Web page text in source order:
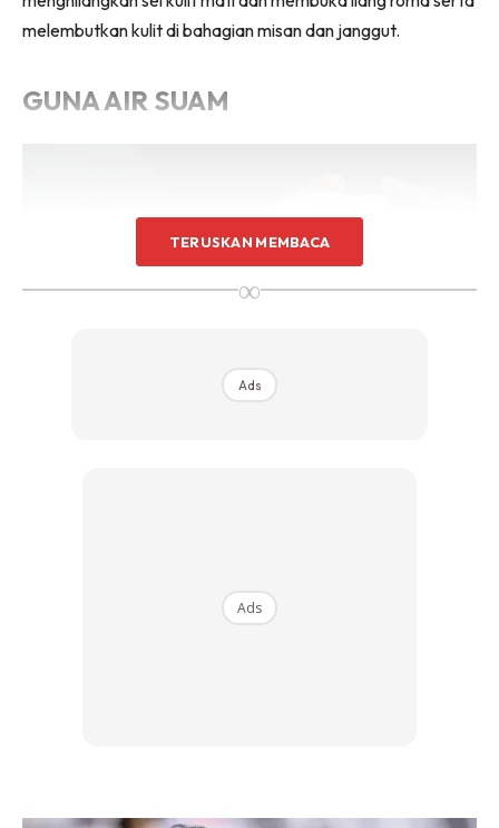
melembutkan kulit di bahagian misan dan janggut.
GUNA AIR SUAM
TERUSKAN MEMBACA
∞
Ads
Ads